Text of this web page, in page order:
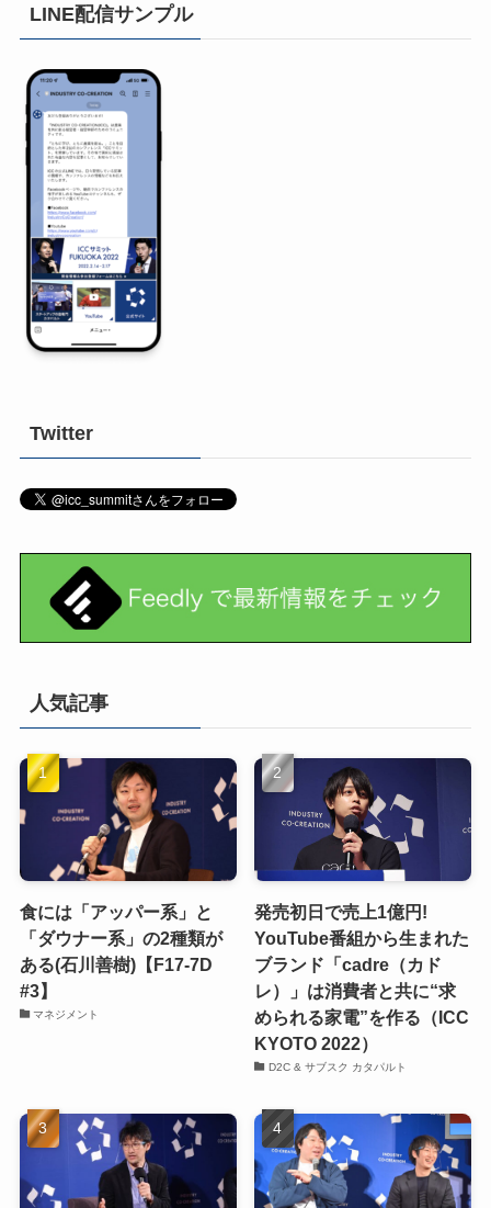
LINE配信サンプル
Twitter
人気記事
食には「アッパー系」と
「ダウナー系」の2種類が
ある(石川善樹)【F17-7D
#3】
マネジメント
発売初日で売上1億円!
YouTube番組から生まれた
ブランド「cadre（カド
レ）」は消費者と共に“求
められる家電”を作る（ICC
KYOTO 2022）
D2C & サブスク カタパルト